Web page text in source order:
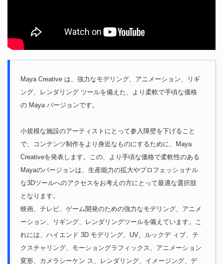
Maya Creative は、強力なモデリング、アニメーション、リギ
ング、レンダリング ツールを備えた、より柔軟で手頃な価格
の Maya バージョンです。
小規模な施設のアーティストにとって参入障壁を下げること
で、コンテンツ制作をより身近なものにするために、Maya
Creativeを発表します。この、より手頃な価格で柔軟性のある
Mayaのバージョンは、生産能力の拡大やプロフェッショナル
な3Dツールへのアクセスをお考えの方にとって最適な選択肢
となります。
映画、テレビ、ゲーム開発のための強力なモデリング、アニメ
ーション、リギング、レンダリングツールを備えています。こ
れには、ハイエンド 3D モデリング、UV、ルックデ ィブ、テ
クスチャリング、モーショングラフィックス、アニメーション
変形、カメラシーケン ス、レンダリング、イメージング、デ